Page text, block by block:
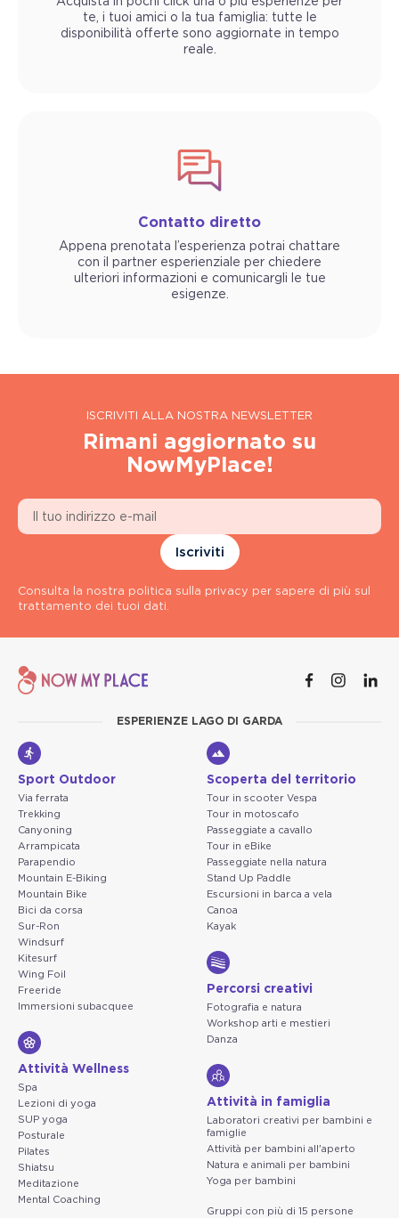
te, i tuoi amici o la tua famiglia: tutte le
disponibilità offerte sono aggiornate in tempo
reale.
Contatto diretto
Appena prenotata l’esperienza potrai chattare
con il partner esperienziale per chiedere
ulteriori informazioni e comunicargli le tue
esigenze.
ISCRIVITI ALLA NOSTRA NEWSLETTER
Rimani aggiornato su
NowMyPlace!
Iscriviti
Consulta la nostra politica sulla privacy per sapere di più sul
trattamento dei tuoi dati.
ESPERIENZE LAGO DI GARDA
Sport Outdoor
Via ferrata
Trekking
Canyoning
Arrampicata
Parapendio
Mountain E-Biking
Mountain Bike
Bici da corsa
Sur-Ron
Windsurf
Kitesurf
Wing Foil
Freeride
Immersioni subacquee
Attività Wellness
Spa
Lezioni di yoga
SUP yoga
Posturale
Pilates
Shiatsu
Meditazione
Mental Coaching
Scoperta del territorio
Tour in scooter Vespa
Tour in motoscafo
Passeggiate a cavallo
Tour in eBike
Passeggiate nella natura
Stand Up Paddle
Escursioni in barca a vela
Canoa
Kayak
Percorsi creativi
Fotografia e natura
Workshop arti e mestieri
Danza
Attività in famiglia
Laboratori creativi per bambini e
famiglie
Attività per bambini all'aperto
Natura e animali per bambini
Yoga per bambini
Gruppi con più di 15 persone